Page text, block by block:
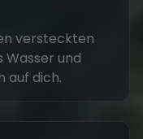
versteckten
und
auf dich.